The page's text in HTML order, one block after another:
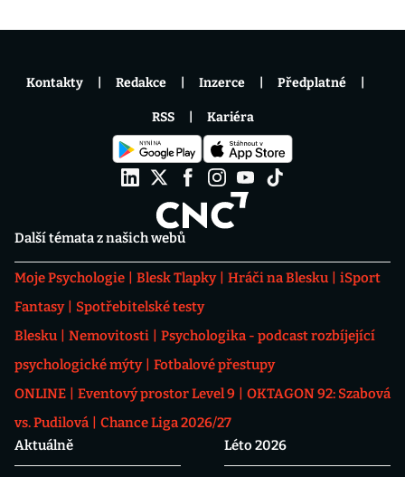
Další témata z našich webů
Moje Psychologie Blesk Tlapky Hráči na Blesku
iSport
Fantasy
Spotřebitelské testy
Blesku
Nemovitosti
Psychologika - podcast rozbíjející
psychologické mýty
Fotbalové přestupy
ONLINE
Eventový prostor Level 9
OKTAGON 92: Szabová
vs. Pudilová
Chance Liga 2026/27
Aktuálně
Léto 2026
Kontakty Redakce Inzerce Předplatné
RSS Kariéra